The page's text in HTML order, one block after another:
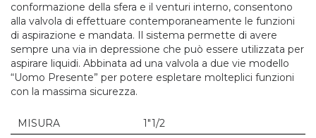
conformazione della sfera e il venturi interno, consentono
alla valvola di effettuare contemporaneamente le funzioni
di aspirazione e mandata. Il sistema permette di avere
sempre una via in depressione che può essere utilizzata per
aspirare liquidi. Abbinata ad una valvola a due vie modello
“Uomo Presente” per potere espletare molteplici funzioni
con la massima sicurezza.
MISURA
1"1/2